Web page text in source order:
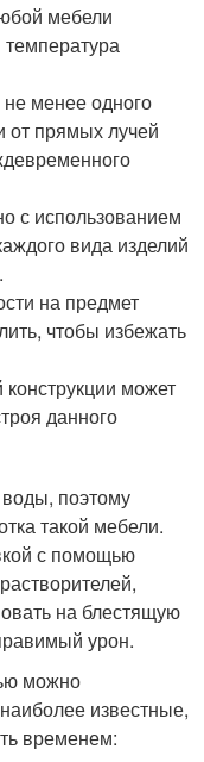
мебели
менее одного
от прямых лучей
с использованием
вида изделий
на предмет
чтобы избежать
может
данного
поэтому
такой мебели.
с помощью
на блестящую
урон.
можно
известные,
временем: